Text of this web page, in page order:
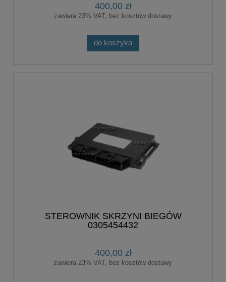
400,00 zł
zawiera 23% VAT, bez kosztów dostawy
do koszyka
STEROWNIK SKRZYNI BIEGÓW
0305454432
400,00 zł
zawiera 23% VAT, bez kosztów dostawy